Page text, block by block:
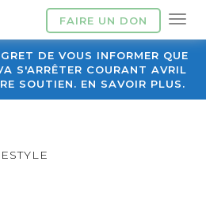
FAIRE UN DON
DE VOUS INFORMER QUE
S'ARRÊTER COURANT AVRIL
SOUTIEN. EN SAVOIR PLUS.